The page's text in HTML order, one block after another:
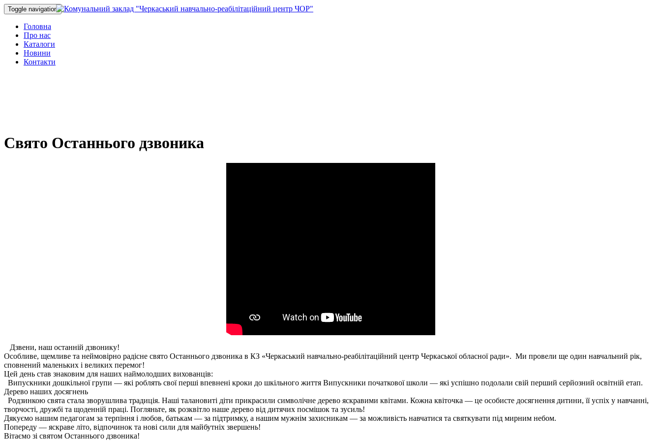
Toggle navigation
Головна
Про нас
Каталоги
Новини
Контакти
Свято Останнього дзвоника
Дзвени, наш останній дзвонику!
Особливе, щемливе та неймовірно радісне свято Останнього дзвоника в КЗ «Черкаський навчально-реабілітаційний центр Черкаської обласної ради». Ми провели ще один навчальний рік,
сповнений маленьких і великих перемог!
Цей день став знаковим для наших наймолодших вихованців:
Випускники дошкільної групи — які роблять свої перші впевнені кроки до шкільного життя Випускники початкової школи — які успішно подолали свій перший серйозний освітній етап.
Дерево наших досягнень
Родзинкою свята стала зворушлива традиція. Наші талановиті діти прикрасили символічне дерево яскравими квітами. Кожна квіточка — це особисте досягнення дитини, її успіх у навчанні,
творчості, дружбі та щоденній праці. Погляньте, як розквітло наше дерево від дитячих посмішок та зусиль!
Дякуємо нашим педагогам за терпіння і любов, батькам — за підтримку, а нашим мужнім захисникам — за можливість навчатися та святкувати під мирним небом.
Попереду — яскраве літо, відпочинок та нові сили для майбутніх звершень!
Вітаємо зі святом Останнього дзвоника!